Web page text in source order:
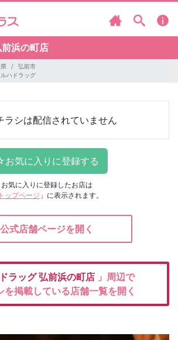
浜の町店
弘前市
ルハドラッグ
ラシは配信されていません
お気に入りに登録したお店は
トップページ 」に表示されます。
公式店舗ページを開く
ラッグ弘前浜の町店 」周辺で
を掲載している店舗一覧を開く